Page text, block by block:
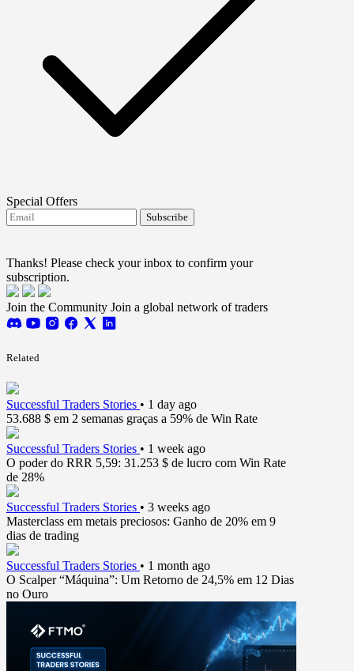
Special Offers
Subscribe
Thanks! Please check your inbox to confirm your
subscription.
Join the Community Join a global network of traders
Related
Successful Traders Stories • 1 day ago
53.688 $ em 2 semanas graças a 59% de Win Rate
Successful Traders Stories • 1 week ago
O poder do RRR 5,59: 31.253 $ de lucro com Win Rate
de 28%
Successful Traders Stories • 3 weeks ago
Masterclass em metais preciosos: Ganho de 20% em 9
dias de trading
Successful Traders Stories • 1 month ago
O Scalper “Máquina”: Um Retorno de 24,5% em 12 Dias
no Ouro